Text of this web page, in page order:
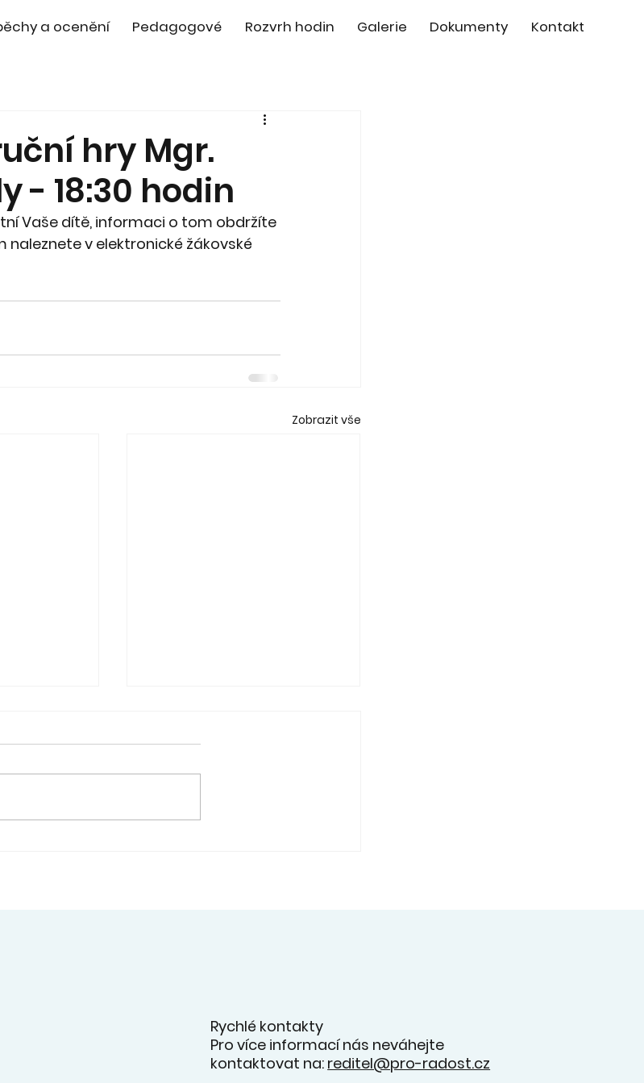
a ocenění Pedagogové Rozvrh hodin Galerie Dokumenty Kontakt
hry Mgr.
- 18:30 hodin
Vaše dítě, informaci o tom obdržíte
naleznete v elektronické žákovské
Zobrazit vše
Rychlé kontakty
Pro více informací nás neváhejte
kontaktovat na: reditel@pro-radost.cz